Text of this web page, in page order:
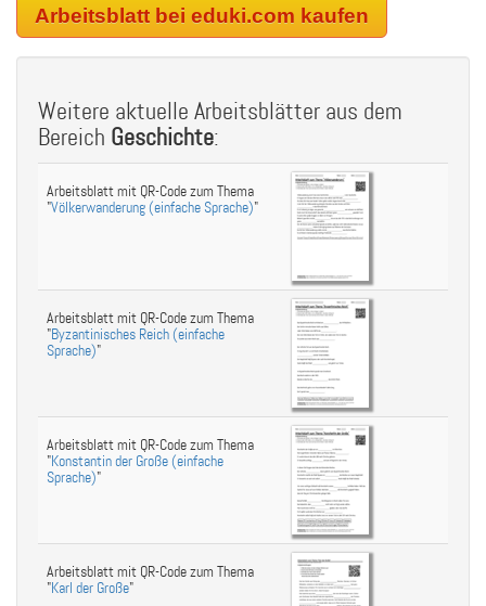
Arbeitsblatt bei eduki.com kaufen
Weitere aktuelle Arbeitsblätter aus dem
Bereich Geschichte:
Arbeitsblatt mit QR-Code zum Thema
"Völkerwanderung (einfache Sprache)"
Arbeitsblatt mit QR-Code zum Thema
"Byzantinisches Reich (einfache
Sprache)"
Arbeitsblatt mit QR-Code zum Thema
"Konstantin der Große (einfache
Sprache)"
Arbeitsblatt mit QR-Code zum Thema
"Karl der Große"